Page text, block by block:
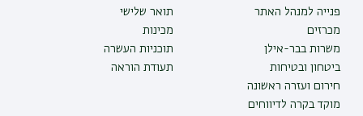
פנייה למנהל האתר
מכרזים
משרות בבר-אילן
ביטחון ובטיחות
חירום ועזרה ראשונה
מוקד בקרה לדיווחים
תואר שלישי
מכינות
תוכניות העשרה
תעודת הוראה